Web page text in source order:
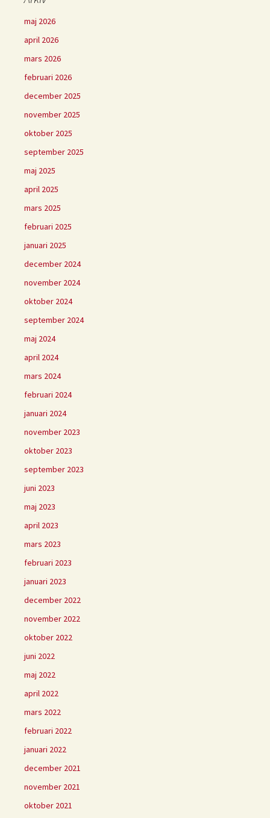
maj 2026
april 2026
mars 2026
februari 2026
december 2025
november 2025
oktober 2025
september 2025
maj 2025
april 2025
mars 2025
februari 2025
januari 2025
december 2024
november 2024
oktober 2024
september 2024
maj 2024
april 2024
mars 2024
februari 2024
januari 2024
november 2023
oktober 2023
september 2023
juni 2023
maj 2023
april 2023
mars 2023
februari 2023
januari 2023
december 2022
november 2022
oktober 2022
juni 2022
maj 2022
april 2022
mars 2022
februari 2022
januari 2022
december 2021
november 2021
oktober 2021